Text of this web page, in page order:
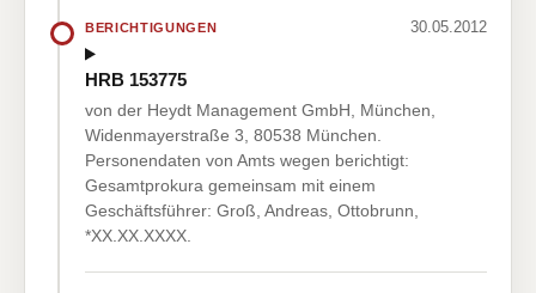
BERICHTIGUNGEN 30.05.2012
HRB 153775
von der Heydt Management GmbH, München,
Widenmayerstraße 3, 80538 München.
Personendaten von Amts wegen berichtigt:
Gesamtprokura gemeinsam mit einem
Geschäftsführer: Groß, Andreas, Ottobrunn,
*XX.XX.XXXX.